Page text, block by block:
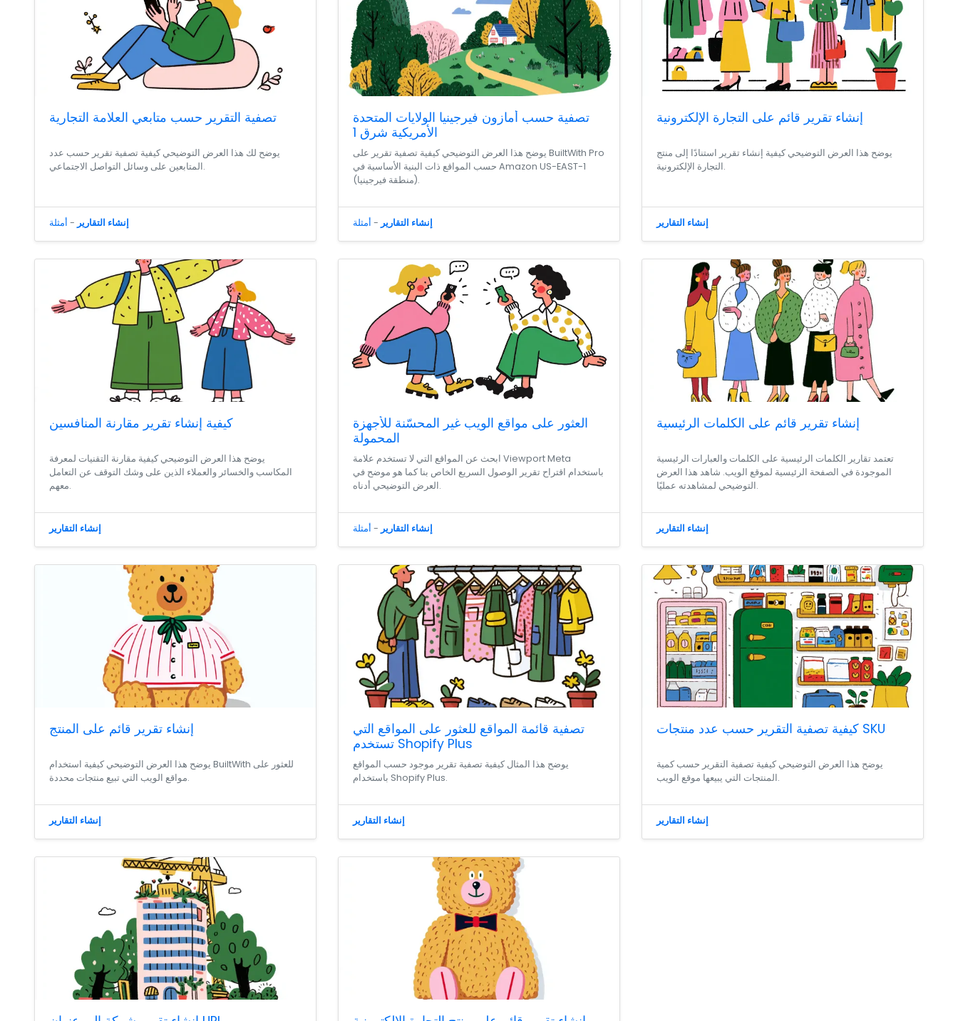
تصفية التقرير حسب متابعي العلامة التجارية
يوضح لك هذا العرض التوضيحي كيفية تصفية تقرير حسب عدد
المتابعين على وسائل التواصل الاجتماعي.
إنشاء التقارير - أمثلة
تصفية حسب أمازون فيرجينيا الولايات المتحدة
الأمريكية شرق 1
يوضح هذا العرض التوضيحي كيفية تصفية تقرير على BuiltWith Pro
حسب المواقع ذات البنية الأساسية في Amazon US-EAST-1
(منطقة فيرجينيا).
إنشاء التقارير - أمثلة
إنشاء تقرير قائم على التجارة الإلكترونية
يوضح هذا العرض التوضيحي كيفية إنشاء تقرير استنادًا إلى منتج
التجارة الإلكترونية.
إنشاء التقارير
كيفية إنشاء تقرير مقارنة المنافسين
يوضح هذا العرض التوضيحي كيفية مقارنة التقنيات لمعرفة
المكاسب والخسائر والعملاء الذين على وشك التوقف عن التعامل
معهم.
إنشاء التقارير
العثور على مواقع الويب غير المحسّنة للأجهزة
المحمولة
ابحث عن المواقع التي لا تستخدم علامة Viewport Meta
باستخدام اقتراح تقرير الوصول السريع الخاص بنا كما هو موضح في
العرض التوضيحي أدناه.
إنشاء التقارير - أمثلة
إنشاء تقرير قائم على الكلمات الرئيسية
تعتمد تقارير الكلمات الرئيسية على الكلمات والعبارات الرئيسية
الموجودة في الصفحة الرئيسية لموقع الويب. شاهد هذا العرض
التوضيحي لمشاهدته عمليًا.
إنشاء التقارير
إنشاء تقرير قائم على المنتج
يوضح هذا العرض التوضيحي كيفية استخدام BuiltWith للعثور على
مواقع الويب التي تبيع منتجات محددة.
إنشاء التقارير
تصفية قائمة المواقع للعثور على المواقع التي
تستخدم Shopify Plus
يوضح هذا المثال كيفية تصفية تقرير موجود حسب المواقع
باستخدام Shopify Plus.
إنشاء التقارير
كيفية تصفية التقرير حسب عدد منتجات SKU
يوضح هذا العرض التوضيحي كيفية تصفية التقرير حسب كمية
المنتجات التي يبيعها موقع الويب.
إنشاء التقارير